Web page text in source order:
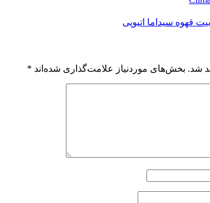
قهوه سیداما اتیوپی
شد. بخش‌های موردنیاز علامت‌گذاری شده‌اند *